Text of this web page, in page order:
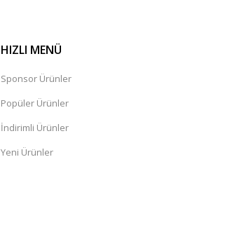
HIZLI MENÜ
Sponsor Ürünler
Popüler Ürünler
İndirimli Ürünler
Yeni Ürünler